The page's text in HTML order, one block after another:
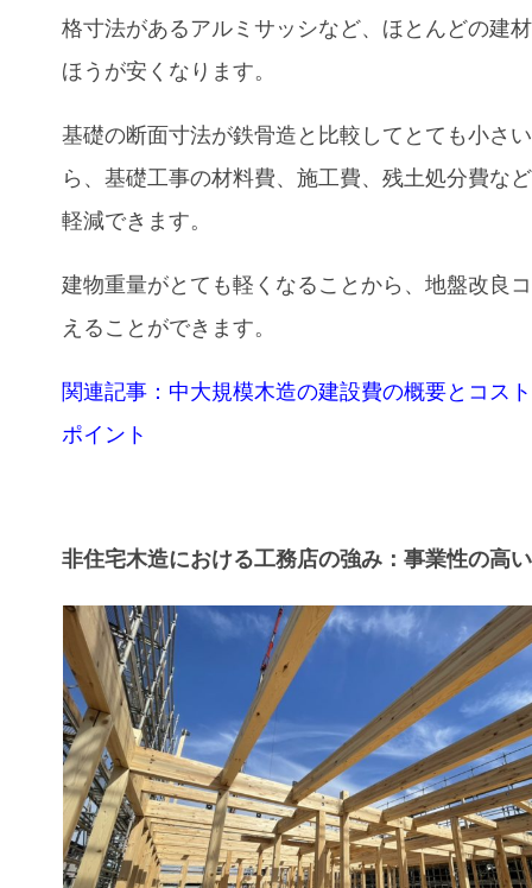
格寸法があるアルミサッシなど、ほとんどの建
ほうが安くなります。
基礎の断面寸法が鉄骨造と比較してとても小さ
ら、基礎工事の材料費、施工費、残土処分費な
軽減できます。
建物重量がとても軽くなることから、地盤改良
えることができます。
関連記事：中大規模木造の建設費の概要とコス
ポイント
非住宅木造における工務店の強み：事業性の高